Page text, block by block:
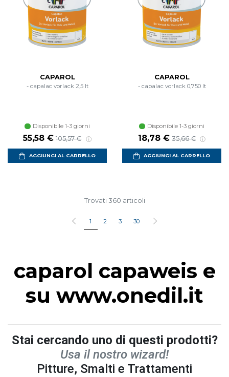
CAPAROL
- capalac vorlack 2,5 lt
Disponibile 1-3 giorni
Prezzo scontato
55,58 € Prezzo di listino
105,57 €
AGGIUNGI AL CARRELLO
CAPAROL
- capalac vorlack 0,750 lt
Disponibile 1-3 giorni
Prezzo scontato
18,78 € Prezzo di listino
35,66 €
AGGIUNGI AL CARRELLO
Trovati 360 articoli
1 2 3 30
caparol capaweis e
su www.onedil.it
Stai cercando uno di questi prodotti?
Usa il nostro wizard!
Pitture, Smalti e Trattamenti